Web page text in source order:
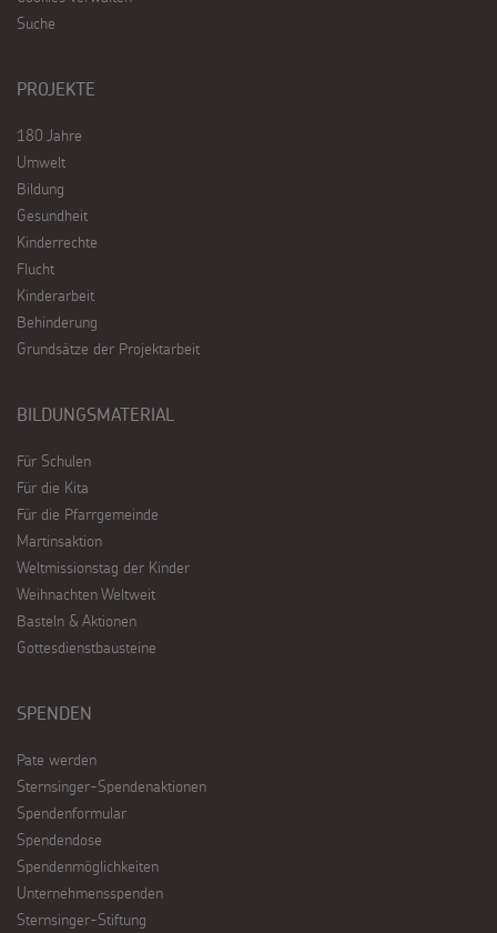
Suche
PROJEKTE
180 Jahre
Umwelt
Bildung
Gesundheit
Kinderrechte
Flucht
Kinderarbeit
Behinderung
Grundsätze der Projektarbeit
BILDUNGSMATERIAL
Für Schulen
Für die Kita
Für die Pfarrgemeinde
Martinsaktion
Weltmissionstag der Kinder
Weihnachten Weltweit
Basteln & Aktionen
Gottesdienstbausteine
SPENDEN
Pate werden
Sternsinger-Spendenaktionen
Spendenformular
Spendendose
Spendenmöglichkeiten
Unternehmensspenden
Sternsinger-Stiftung